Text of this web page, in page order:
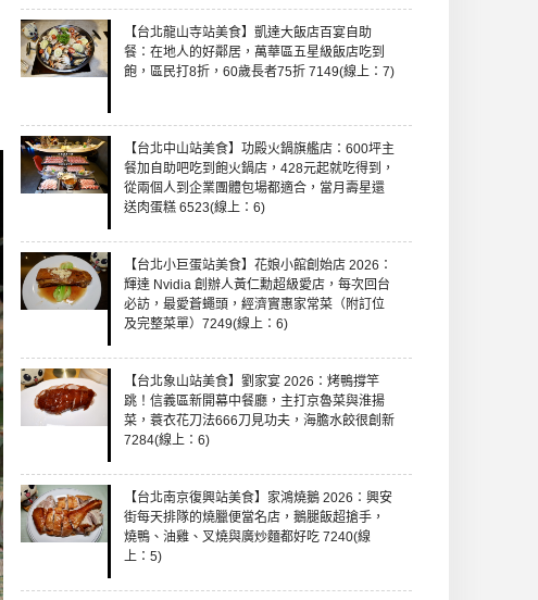
【台北龍山寺站美食】凱達大飯店百宴自助
餐：在地人的好鄰居，萬華區五星級飯店吃到
飽，區民打8折，60歲長者75折 7149(線上：7)
【台北中山站美食】功殿火鍋旗艦店：600坪主
餐加自助吧吃到飽火鍋店，428元起就吃得到，
從兩個人到企業團體包場都適合，當月壽星還
送肉蛋糕 6523(線上：6)
【台北小巨蛋站美食】花娘小館創始店 2026：
輝達 Nvidia 創辦人黃仁勳超級愛店，每次回台
必訪，最愛蒼蠅頭，經濟實惠家常菜（附訂位
及完整菜單）7249(線上：6)
【台北象山站美食】劉家宴 2026：烤鴨撐竿
跳！信義區新開幕中餐廳，主打京魯菜與淮揚
菜，蓑衣花刀法666刀見功夫，海膽水餃很創新
7284(線上：6)
【台北南京復興站美食】家鴻燒鵝 2026：興安
街每天排隊的燒臘便當名店，鵝腿飯超搶手，
燒鴨、油雞、叉燒與廣炒麵都好吃 7240(線
上：5)